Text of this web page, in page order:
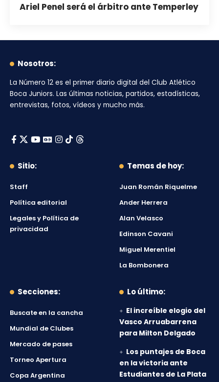
Ariel Penel será el árbitro ante Temperley
Nosotros:
La Número 12 es el primer diario digital del Club Atlético
Boca Juniors. Las últimas noticias, partidos, estadísticas,
entrevistas, fotos, vídeos y mucho más.
Sitio:
Staff
Política editorial
Legales y Política de
privacidad
Temas de hoy:
Juan Román Riquelme
Ander Herrera
Alan Velasco
Edinson Cavani
Miguel Merentiel
La Bombonera
Secciones:
Buscate en la cancha
Mundial de Clubes
Mercado de pases
Torneo Apertura
Copa Argentina
Lo último:
El increíble elogio del
Vasco Arruabarrena
para Milton Delgado
Los puntajes de Boca
en la victoria ante
Estudiantes de La Plata